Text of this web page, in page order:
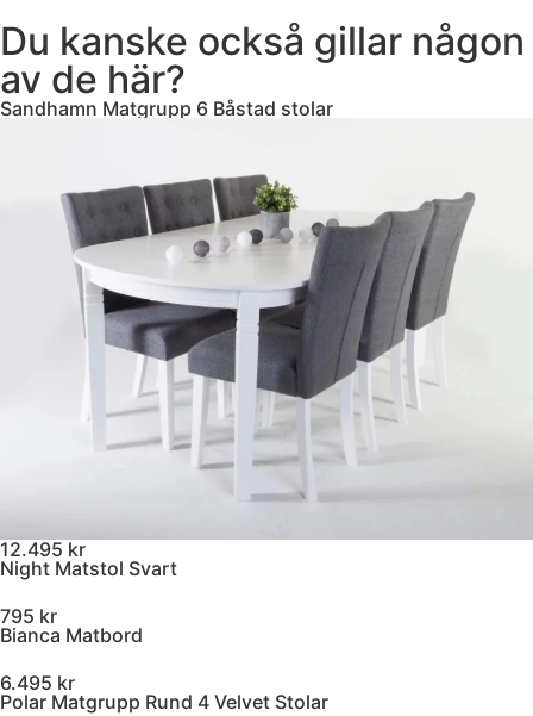
Du kanske också gillar någon
av de här?
Sandhamn Matgrupp 6 Båstad stolar
12.495 kr
Night Matstol Svart
795 kr
Bianca Matbord
6.495 kr
Polar Matgrupp Rund 4 Velvet Stolar